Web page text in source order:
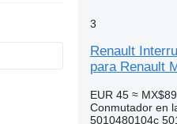
3
Renault
para Renault
EUR 45 ≈
Conmutador en
5010480104c